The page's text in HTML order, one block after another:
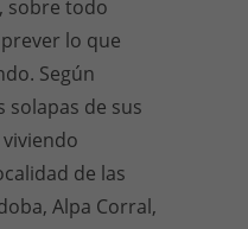
sobre todo
lo que
Según
solapas de sus
de las
Alpa Corral,